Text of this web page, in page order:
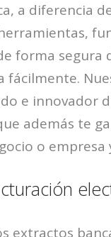
a diferencia
forma segura
e innovador
además te
o
extractos